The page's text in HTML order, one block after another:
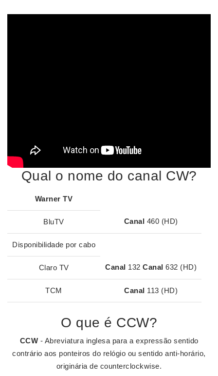
Qual o nome do canal CW?
Warner TV
BluTV Canal 460 (HD)
Disponibilidade por cabo
Claro TV Canal 132 Canal 632 (HD)
TCM Canal 113 (HD)
O que é CCW?
CCW - Abreviatura inglesa para a expressão sentido
contrário aos ponteiros do relógio ou sentido anti-horário,
originária de counterclockwise.